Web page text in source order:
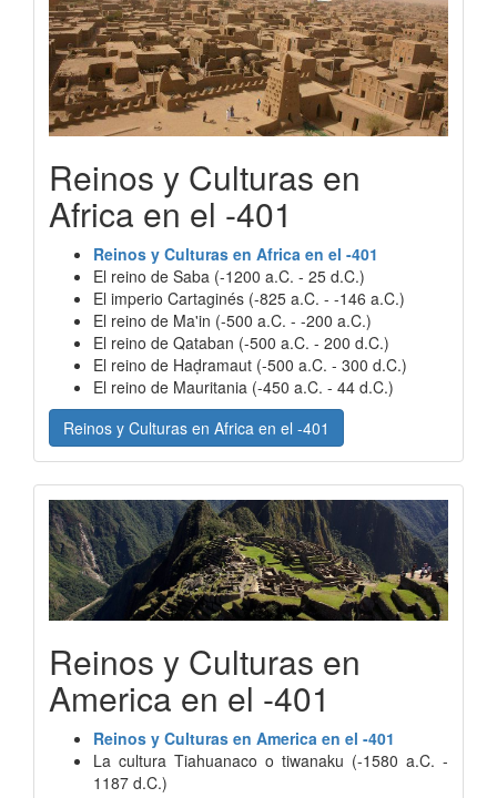
Reinos y Culturas en
Africa en el -401
Reinos y Culturas en Africa en el -401
El reino de Saba (-1200 a.C. - 25 d.C.)
El imperio Cartaginés (-825 a.C. - -146 a.C.)
El reino de Ma'in (-500 a.C. - -200 a.C.)
El reino de Qataban (-500 a.C. - 200 d.C.)
El reino de Haḍramaut (-500 a.C. - 300 d.C.)
El reino de Mauritania (-450 a.C. - 44 d.C.)
Reinos y Culturas en Africa en el -401
Reinos y Culturas en
America en el -401
Reinos y Culturas en America en el -401
La cultura Tiahuanaco o tiwanaku (-1580 a.C. -
1187 d.C.)